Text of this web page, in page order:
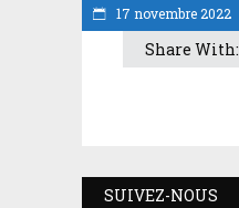
17 novembre 2022
Share With:
SUIVEZ-NOUS